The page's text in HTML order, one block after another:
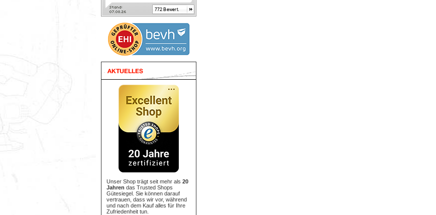
Unser Shop trägt seit mehr als 20
Jahren das Trusted Shops
Gütesiegel. Sie können darauf
vertrauen, dass wir vor, während
und nach dem Kauf alles für Ihre
Zufriedenheit tun.